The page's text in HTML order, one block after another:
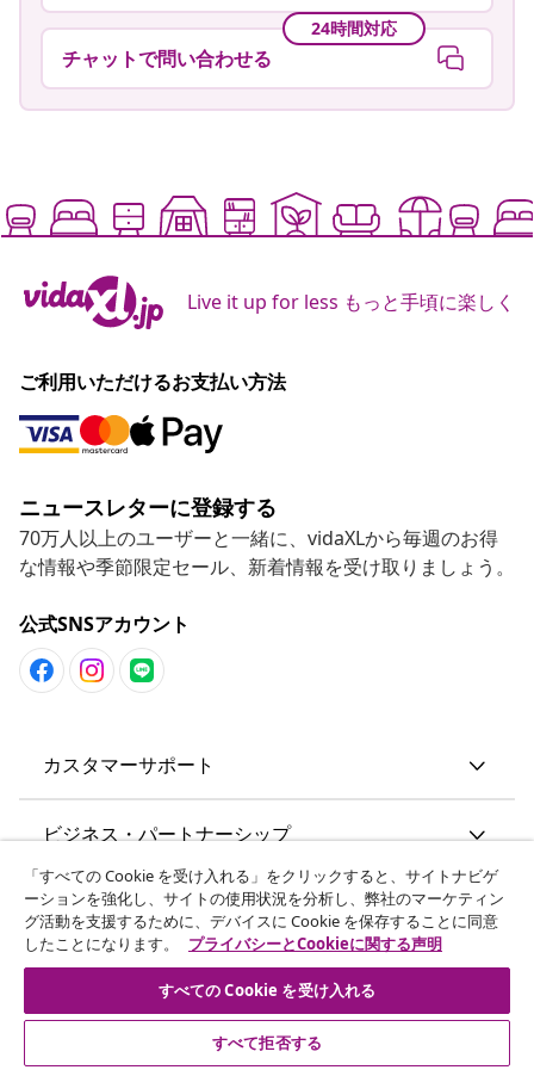
ヘルプセンターを見る
チャットで問い合わせる
ご利用いただけるお支払い方法
ニュースレターに登録する
70万人以上のユーザーと一緒に、vidaXLから毎週のお得
公式SNSアカウント
カスタマーサポート
ビジネス・パートナーシップ
vidaXL
その他の情報
「すべての Cookie を受け入れる」をクリックすると、サイトナビゲ
ーションを強化し、サイトの使用状況を分析し、弊社のマーケティン
グ活動を支援するために、デバイスに Cookie を保存することに同意
したことになります。
プライバシーとCookieに関する声明
すべての Cookie を受け入れる
すべて拒否する